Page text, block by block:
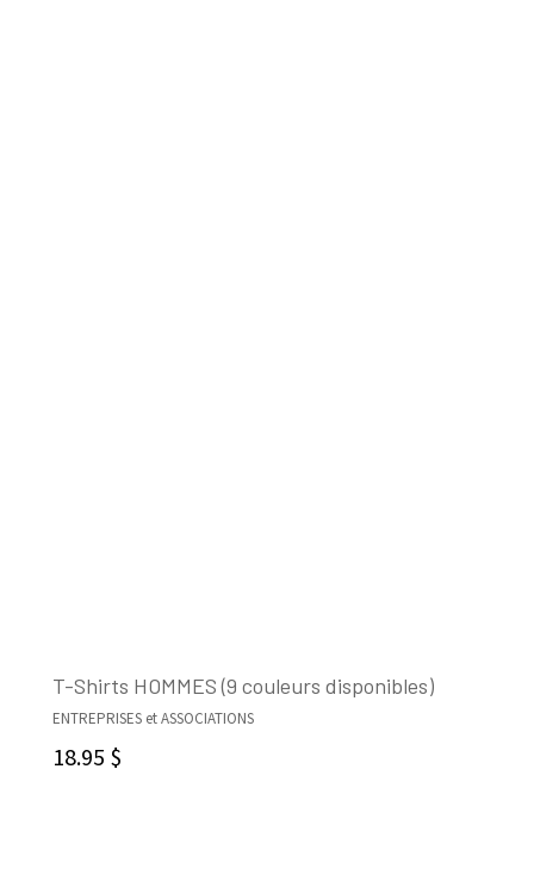
T-Shirts HOMMES (9 couleurs disponibles)
ENTREPRISES et ASSOCIATIONS
18.95 $